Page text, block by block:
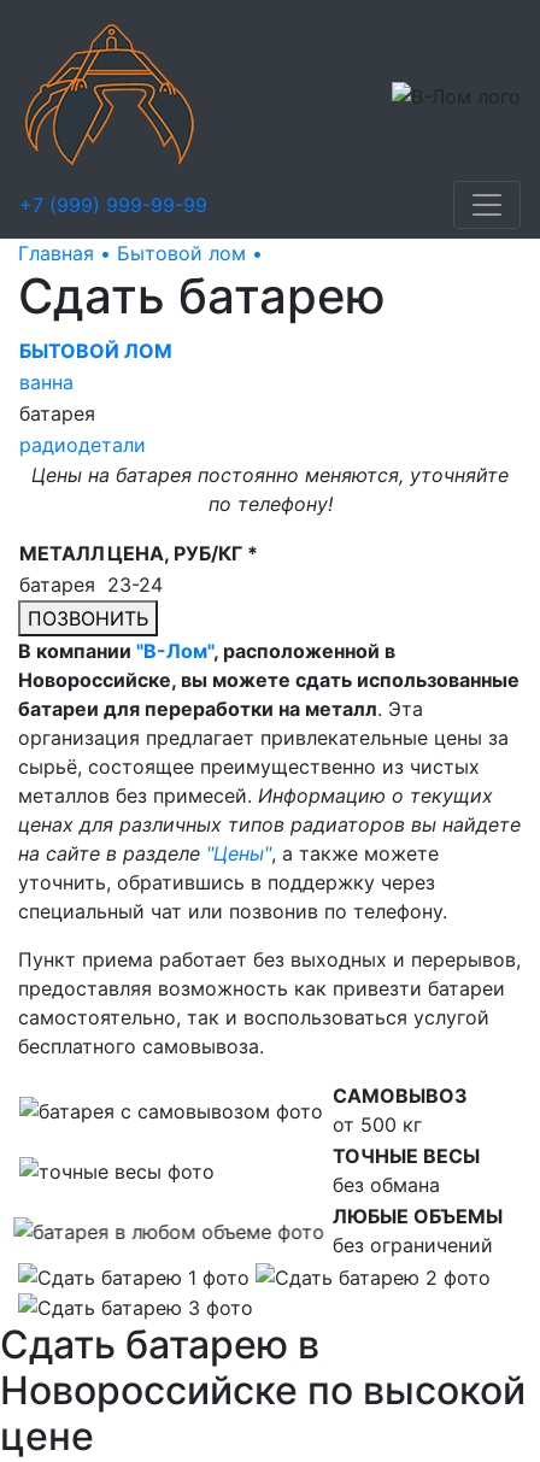
+7 (999) 999-99-99
Главная • Бытовой лом •
Сдать батарею
БЫТОВОЙ ЛОМ
ванна
батарея
радиодетали
Цены на батарея постоянно меняются, уточняйте
по телефону!
МЕТАЛЛ ЦЕНА, РУБ/КГ *
батарея 23-24
ПОЗВОНИТЬ
В компании "В-Лом", расположенной в
Новороссийске, вы можете сдать использованные
батареи для переработки на металл. Эта
организация предлагает привлекательные цены за
сырьё, состоящее преимущественно из чистых
металлов без примесей. Информацию о текущих
ценах для различных типов радиаторов вы найдете
на сайте в разделе "Цены", а также можете
уточнить, обратившись в поддержку через
специальный чат или позвонив по телефону.
Пункт приема работает без выходных и перерывов,
предоставляя возможность как привезти батареи
самостоятельно, так и воспользоваться услугой
бесплатного самовывоза.
САМОВЫВОЗ
от 500 кг
ТОЧНЫЕ ВЕСЫ
без обмана
ЛЮБЫЕ ОБЪЕМЫ
без ограничений
Сдать батарею в
Новороссийске по высокой
цене